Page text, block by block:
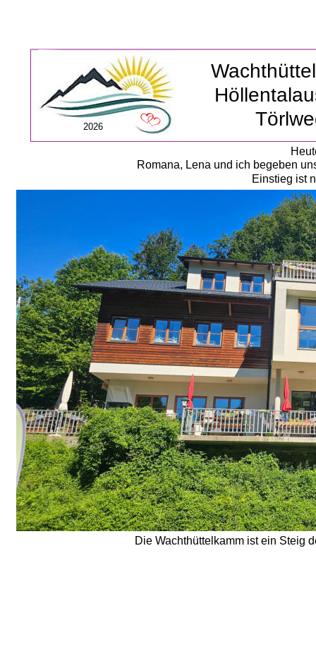
Romana, Lena und ich begeben
Einstieg ist
2026
Die Wachthüttelkamm ist ein Steig